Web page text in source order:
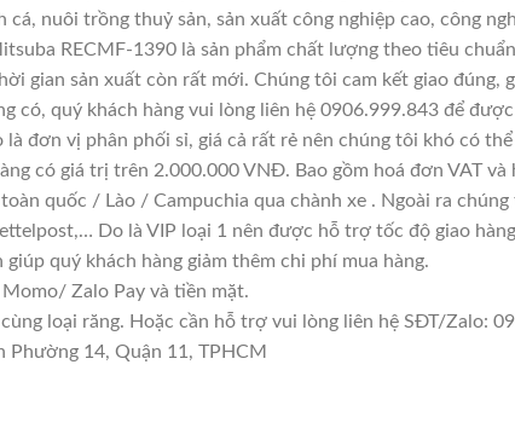
cá, nuôi trồng thuỷ sản, sản xuất công nghiệp cao, công
RECMF-1390 là sản phẩm chất lượng theo tiêu
gian sản xuất còn rất mới. Chúng tôi cam kết giao đúng,
có, quý khách hàng vui lòng liên hệ 0906.999.843 để
là đơn vị phân phối sỉ, giá cả rất rẻ nên chúng tôi khó có
có giá trị trên 2.000.000 VNĐ. Bao gồm hoá đơn VAT
quốc / Lào / Campuchia qua chành xe . Ngoài ra
Do là VIP loại 1 nên được hỗ trợ tốc độ giao
quý khách hàng giảm thêm chi phí mua hàng.
Zalo Pay và tiền mặt.
loại răng. Hoặc cần hỗ trợ vui lòng liên hệ SĐT/Zalo:
Phường 14, Quận 11, TPHCM